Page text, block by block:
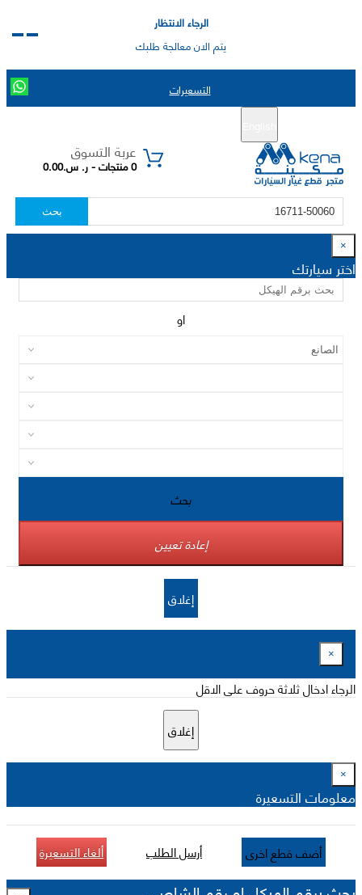
الرجاء الانتظار
يتم الان معالجة طلبك
التسعيرات
عربة التسوق
0 منتجات - ر. س.0.00
بحث
×
اختر سيارتك
او
بحث
إعادة تعيين
إغلاق
×
الرجاء ادخال ثلاثة حروف على الاقل
إغلاق
×
معلومات التسعيرة
أضف قطع اخرى أرسل الطلب ألغاء التسعيرة